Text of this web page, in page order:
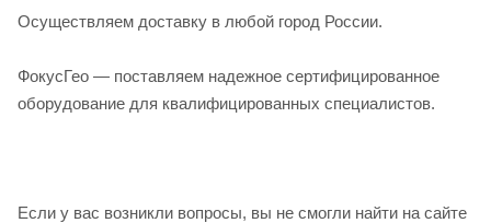
Осуществляем доставку в любой город России.
ФокусГео — поставляем надежное сертифицированное
оборудование для квалифицированных специалистов.
Если у вас возникли вопросы, вы не смогли найти на сайте